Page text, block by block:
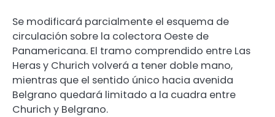
Se modificará parcialmente el esquema de
circulación sobre la colectora Oeste de
Panamericana. El tramo comprendido entre Las
Heras y Churich volverá a tener doble mano,
mientras que el sentido único hacia avenida
Belgrano quedará limitado a la cuadra entre
Churich y Belgrano.